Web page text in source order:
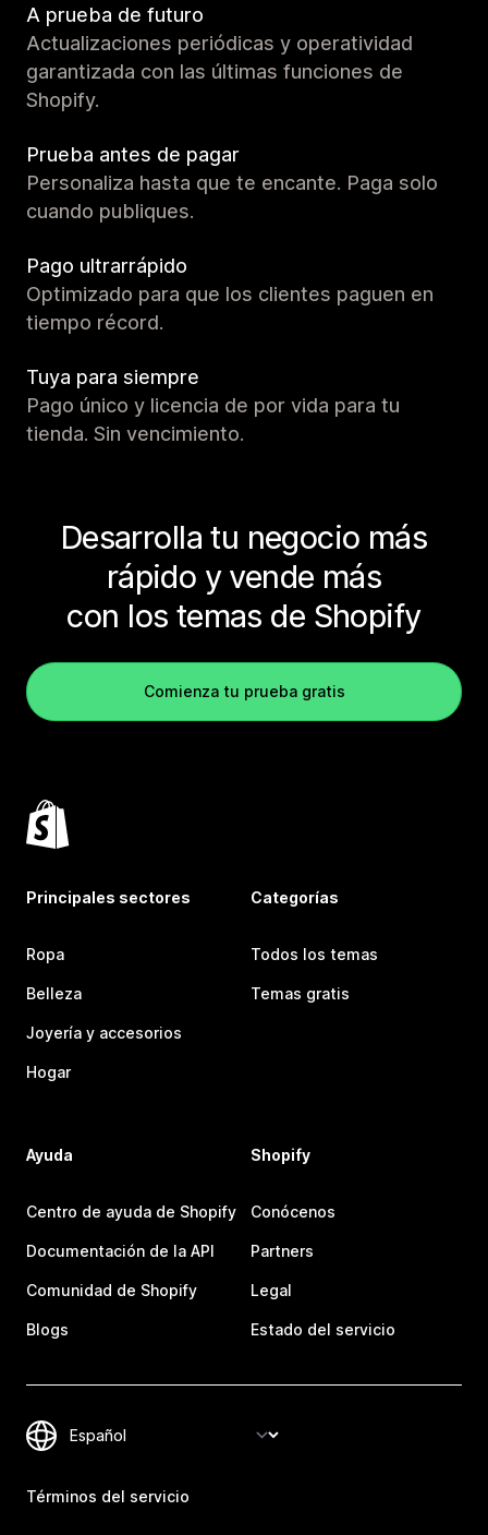
A prueba de futuro
Actualizaciones periódicas y operatividad
garantizada con las últimas funciones de
Shopify.
Prueba antes de pagar
Personaliza hasta que te encante. Paga solo
cuando publiques.
Pago ultrarrápido
Optimizado para que los clientes paguen en
tiempo récord.
Tuya para siempre
Pago único y licencia de por vida para tu
tienda. Sin vencimiento.
Desarrolla tu negocio más
rápido y vende más
con los temas de Shopify
Comienza tu prueba gratis
Principales sectores
Ropa
Belleza
Joyería y accesorios
Hogar
Categorías
Todos los temas
Temas gratis
Ayuda
Centro de ayuda de Shopify
Documentación de la API
Comunidad de Shopify
Blogs
Shopify
Conócenos
Partners
Legal
Estado del servicio
Términos del servicio